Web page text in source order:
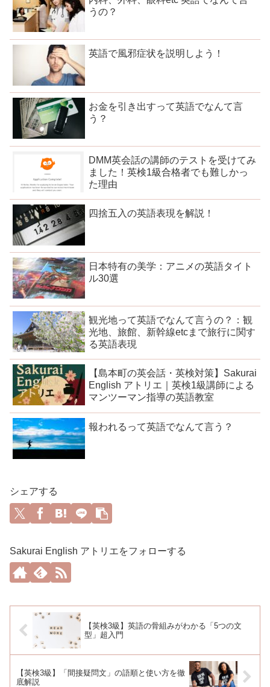
うの？
英語で風邪症状を説明しよう！
お金を引き出すって英語でなんて言
う？
DMM英会話の講師のテストを受けてみ
ました！英検1級合格者でも難しかっ
た理由
四捨五入の英語表現を解説！
日本特有の美学：アニメの英語タイト
ル30選
観光地って英語でなんて言うの？：観
光地、旅館、新幹線etcまで旅行に関す
る英語表現
【島本町の英会話・英検対策】Sakurai
English アトリエ｜英検1級講師による
マンツーマン指導の英語教室
報われるって英語でなんて言う？
シェアする
Sakurai English アトリエをフォローする
【英検3級】英語の骨組みがわかる「5つの文
型」超入門
【英検3級】「間接疑問文」の語順と使い方を徹
底解説